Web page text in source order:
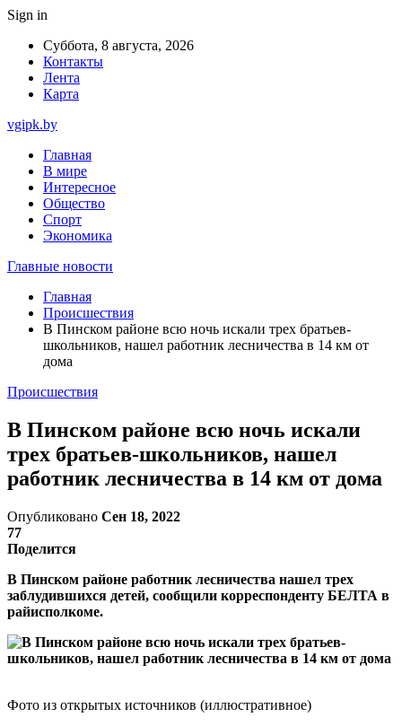
Sign in
Суббота, 8 августа, 2026
Контакты
Лента
Карта
vgipk.by
Главная
В мире
Интересное
Общество
Спорт
Экономика
Главные новости
Главная
Происшествия
В Пинском районе всю ночь искали трех братьев-
школьников, нашел работник лесничества в 14 км от
дома
Происшествия
В Пинском районе всю ночь искали
трех братьев-школьников, нашел
работник лесничества в 14 км от дома
Опубликовано Сен 18, 2022
77
Поделится
В Пинском районе работник лесничества нашел трех
заблудившихся детей, сообщили корреспонденту БЕЛТА в
райисполкоме.
Фото из открытых источников (иллюстративное)